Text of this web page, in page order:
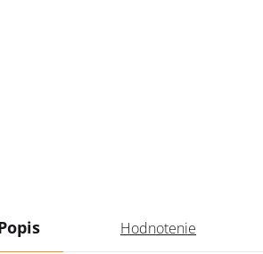
Hodnotenie